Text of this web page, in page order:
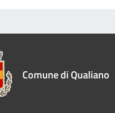
Comune di Qualiano